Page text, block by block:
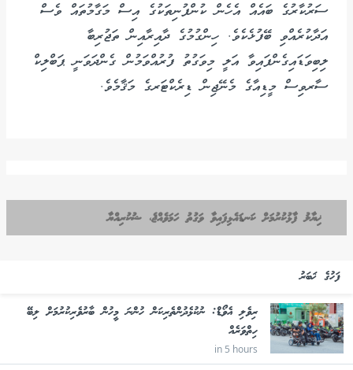
ސަރުކާރުގެ ބައެއް އެހެން ކުންފުނިތަކުގެ އިސް މަގާމުތައް ވެސް
އަދާކުރެއްވި ބޭފުޅެކެވެ. ހިންގުމުގެ ދާއިރާއިން ތަޖުރިބާ
ލިބިވަޑައިގެންފައިވާ އަލީ މިވަގުތު ފުރުއްވަމުން ގެންދަވަނީ ޕަބްލިކް
ސާރވިސް މީޑިއާގެ މެނޭޖިން ޑިރެކްޓަރގެ މަޤާމެވެ.
ޚިޔާލު ފާޅުކުރުމަށް ކަނޑައެޅިފައިވާ ވަގުތު ހަމަވެއްޖެ، ޝުކުރިއްޔާ
ފަހުގެ ޚަބަރު
ރިވެލި އެވޯޑް: ނުކުޅެދުންތެރިކަން ހުންނަ މީހުން ބާރުވެރިކުރުމަށް ލިބޭ
ހިތްވަރެއް
in 5 hours